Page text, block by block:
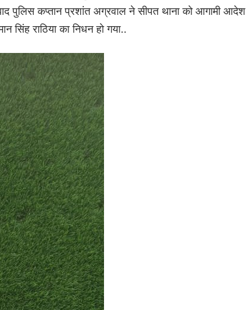
पुलिस कप्तान प्रशांत अग्रवाल ने सीपत थाना को आगामी आदेश
राठिया का निधन हो गया..